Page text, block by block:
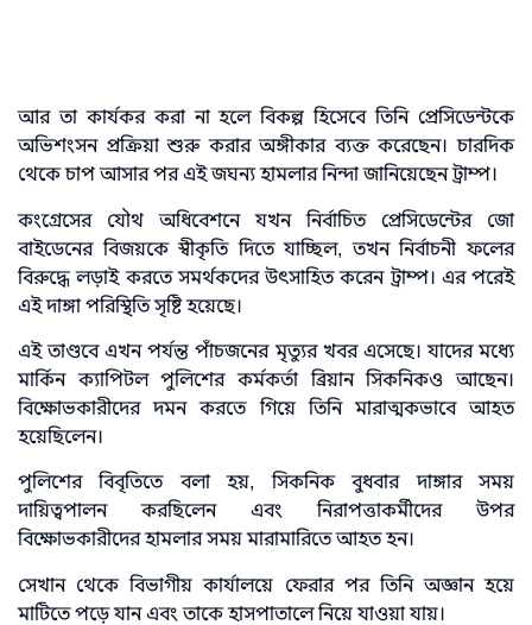
আর তা কার্যকর করা না হলে বিকল্প হিসেবে তিনি প্রেসিডেন্টকে
অভিশংসন প্রক্রিয়া শুরু করার অঙ্গীকার ব্যক্ত করেছেন। চারদিক
থেকে চাপ আসার পর এই জঘন্য হামলার নিন্দা জানিয়েছেন ট্রাম্প।
কংগ্রেসের যৌথ অধিবেশনে যখন নির্বাচিত প্রেসিডেন্টের জো
বাইডেনের বিজয়কে স্বীকৃতি দিতে যাচ্ছিল, তখন নির্বাচনী ফলের
বিরুদ্ধে লড়াই করতে সমর্থকদের উৎসাহিত করেন ট্রাম্প। এর পরেই
এই দাঙ্গা পরিস্থিতি সৃষ্টি হয়েছে।
এই তাণ্ডবে এখন পর্যন্ত পাঁচজনের মৃত্যুর খবর এসেছে। যাদের মধ্যে
মার্কিন ক্যাপিটল পুলিশের কর্মকর্তা ব্রিয়ান সিকনিকও আছেন।
বিক্ষোভকারীদের দমন করতে গিয়ে তিনি মারাত্মকভাবে আহত
হয়েছিলেন।
পুলিশের বিবৃতিতে বলা হয়, সিকনিক বুধবার দাঙ্গার সময়
দায়িত্বপালন করছিলেন এবং নিরাপত্তাকর্মীদের উপর
বিক্ষোভকারীদের হামলার সময় মারামারিতে আহত হন।
সেখান থেকে বিভাগীয় কার্যালয়ে ফেরার পর তিনি ‍অজ্ঞান হয়ে
মাটিতে পড়ে যান এবং তাকে হাসপাতালে নিয়ে যাওয়া যায়।